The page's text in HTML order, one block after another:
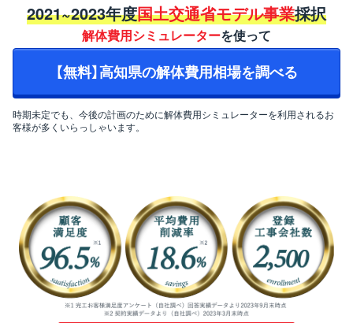
2021~2023年度国土交通省モデル事業採択
解体費用シミュレーターを使って
【無料】高知県の解体費用相場を調べる
時期未定でも、今後の計画のために解体費用シミュレーターを利用されるお
客様が多くいらっしゃいます。